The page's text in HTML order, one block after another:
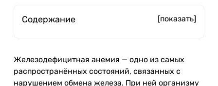
Содержание [показать]
Железодефицитная анемия — одно из самых
распространённых состояний, связанных с
нарушением обмена железа. При ней организму